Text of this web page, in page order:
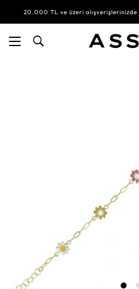
20.000 TL ve üzeri alışverişlerinizde